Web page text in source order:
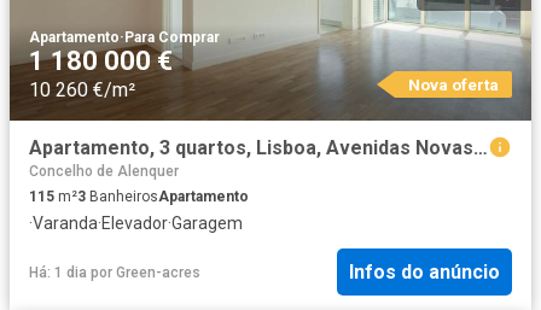
Apartamento· Para Comprar
1 180 000 €
10 260 €/m² Nova oferta
Apartamento, 3 quartos, Lisboa, Avenidas Novas 115m² Avenidas Novas
Concelho de Alenquer
115 m²3 BanheirosApartamento
·Varanda·Elevador·Garagem
Há: 1 dia por Green-acres Infos do anúncio